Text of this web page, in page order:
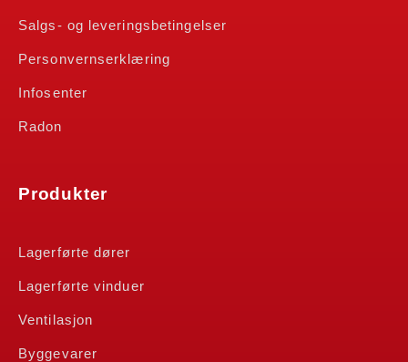
Salgs- og leveringsbetingelser
Personvernserklæring
Infosenter
Radon
Produkter
Lagerførte dører
Lagerførte vinduer
Ventilasjon
Byggevarer